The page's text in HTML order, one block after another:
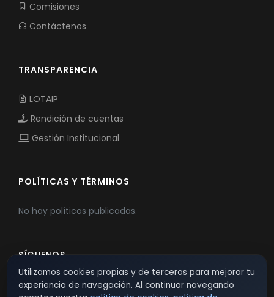
Comisiones
Contáctenos
TRANSPARENCIA
LOTAIP
Rendición de cuentas
Gestión Institucional
POLÍTICAS Y TÉRMINOS
No hay políticas publicadas.
SÍGUENOS
Utilizamos cookies propias y de terceros para mejorar tu
experiencia de navegación. Al continuar navegando